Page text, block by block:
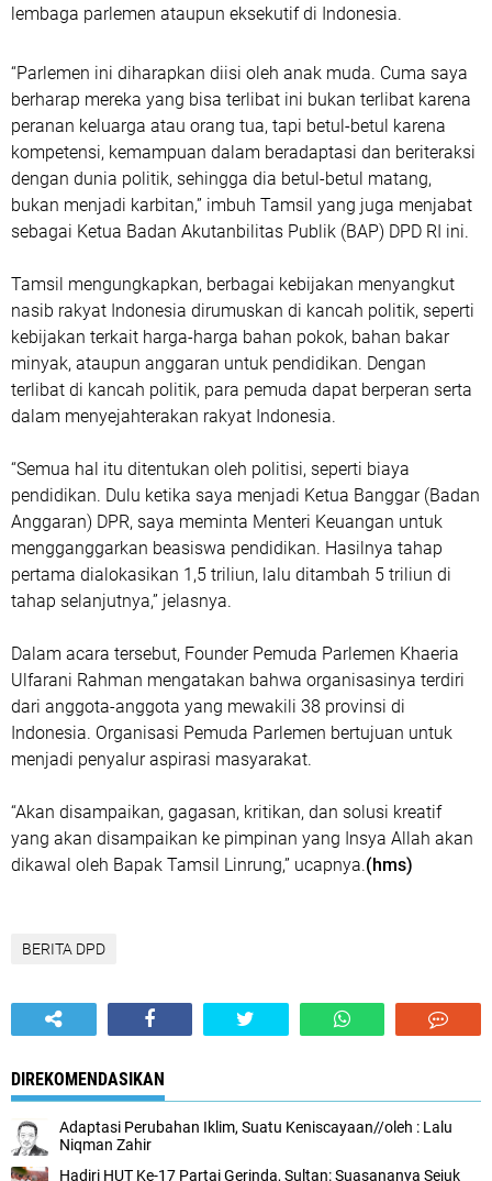
lembaga parlemen ataupun eksekutif di Indonesia.
“Parlemen ini diharapkan diisi oleh anak muda. Cuma saya
berharap mereka yang bisa terlibat ini bukan terlibat karena
peranan keluarga atau orang tua, tapi betul-betul karena
kompetensi, kemampuan dalam beradaptasi dan beriteraksi
dengan dunia politik, sehingga dia betul-betul matang,
bukan menjadi karbitan,” imbuh Tamsil yang juga menjabat
sebagai Ketua Badan Akutanbilitas Publik (BAP) DPD RI ini.
Tamsil mengungkapkan, berbagai kebijakan menyangkut
nasib rakyat Indonesia dirumuskan di kancah politik, seperti
kebijakan terkait harga-harga bahan pokok, bahan bakar
minyak, ataupun anggaran untuk pendidikan. Dengan
terlibat di kancah politik, para pemuda dapat berperan serta
dalam menyejahterakan rakyat Indonesia.
“Semua hal itu ditentukan oleh politisi, seperti biaya
pendidikan. Dulu ketika saya menjadi Ketua Banggar (Badan
Anggaran) DPR, saya meminta Menteri Keuangan untuk
mengganggarkan beasiswa pendidikan. Hasilnya tahap
pertama dialokasikan 1,5 triliun, lalu ditambah 5 triliun di
tahap selanjutnya,” jelasnya.
Dalam acara tersebut, Founder Pemuda Parlemen Khaeria
Ulfarani Rahman mengatakan bahwa organisasinya terdiri
dari anggota-anggota yang mewakili 38 provinsi di
Indonesia. Organisasi Pemuda Parlemen bertujuan untuk
menjadi penyalur aspirasi masyarakat.
“Akan disampaikan, gagasan, kritikan, dan solusi kreatif
yang akan disampaikan ke pimpinan yang Insya Allah akan
dikawal oleh Bapak Tamsil Linrung,” ucapnya.(hms)
BERITA DPD
DIREKOMENDASIKAN
Adaptasi Perubahan Iklim, Suatu Keniscayaan//oleh : Lalu
Niqman Zahir
Hadiri HUT Ke-17 Partai Gerinda, Sultan: Suasananya Sejuk